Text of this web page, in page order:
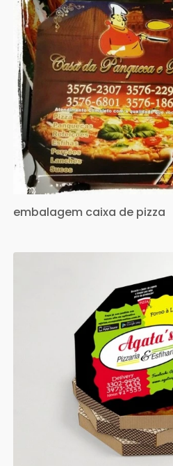
embalagem caixa de pizza